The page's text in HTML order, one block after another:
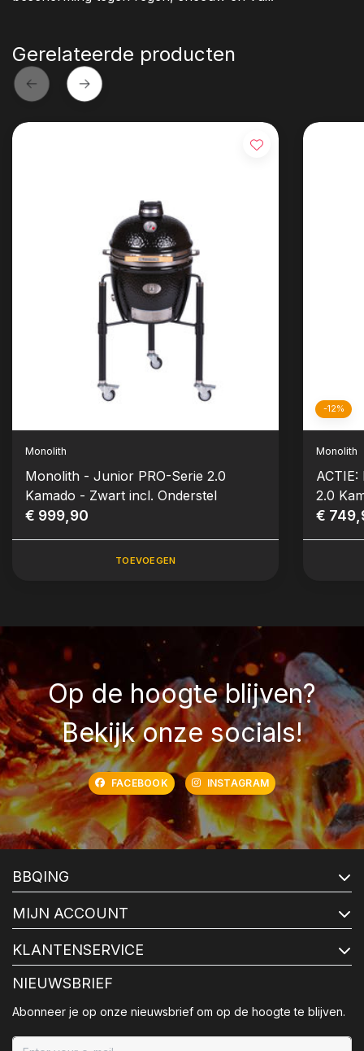
Gerelateerde producten
Monolith
Monolith - Junior PRO-Serie 2.0
Kamado - Zwart incl. Onderstel
€ 999,90
TOEVOEGEN
-12%
Monolith
2.0
€
Op de hoogte blijven?
Bekijk onze socials!
FACEBOOK INSTAGRAM
BBQING
MIJN ACCOUNT
KLANTENSERVICE
NIEUWSBRIEF
Abonneer je op onze nieuwsbrief om op de hoogte te blijven.